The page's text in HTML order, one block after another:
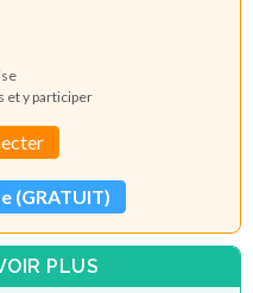
et y participer
(GRATUIT)
PLUS